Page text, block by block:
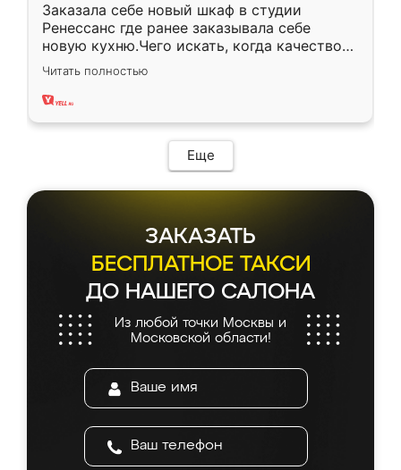
Заказала себе новый шкаф в студии
Ренессанс где ранее заказывала себе
новую кухню.Чего искать, когда качеством
вполне довольна. Служит кухня уже почти
два года, нареканий нет.
Читать полностью
Еще
ЗАКАЗАТЬ
БЕСПЛАТНОЕ ТАКСИ
ДО НАШЕГО САЛОНА
Из любой точки Москвы и
Московской области!